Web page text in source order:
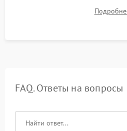
корректности слива,
посторонних стуков и
FAQ. Ответы на вопросы